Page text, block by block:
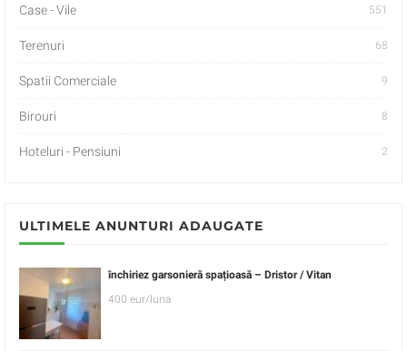
Case - Vile 551
Terenuri 68
Spatii Comerciale 9
Birouri 8
Hoteluri - Pensiuni 2
ULTIMELE ANUNTURI ADAUGATE
închiriez garsonieră spațioasă – Dristor / Vitan
400 eur/luna